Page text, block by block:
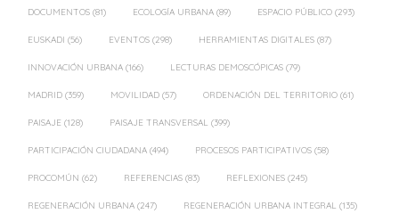
DOCUMENTOS (81) ECOLOGÍA URBANA (89) ESPACIO PÚBLICO (293)
EUSKADI (56) EVENTOS (298) HERRAMIENTAS DIGITALES (87)
INNOVACIÓN URBANA (166) LECTURAS DEMOSCÓPICAS (79)
MADRID (359) MOVILIDAD (57) ORDENACIÓN DEL TERRITORIO (61)
PAISAJE (128) PAISAJE TRANSVERSAL (399)
PARTICIPACIÓN CIUDADANA (494) PROCESOS PARTICIPATIVOS (58)
PROCOMÚN (62) REFERENCIAS (83) REFLEXIONES (245)
REGENERACIÓN URBANA (247) REGENERACIÓN URBANA INTEGRAL (135)